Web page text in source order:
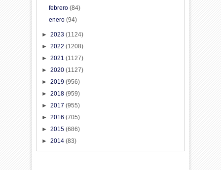
febrero (84)
enero (94)
►2023(1124)
►2022(1208)
►2021(1127)
►2020(1127)
►2019(956)
►2018(959)
►2017(955)
►2016(705)
►2015(686)
►2014(83)